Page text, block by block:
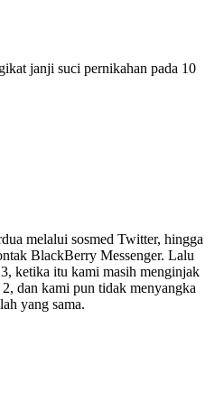
janji suci pernikahan pada 10
melalui sosmed Twitter, hingga
BlackBerry Messenger. Lalu
ketika itu kami masih menginjak
dan kami pun tidak menyangka
yang sama.